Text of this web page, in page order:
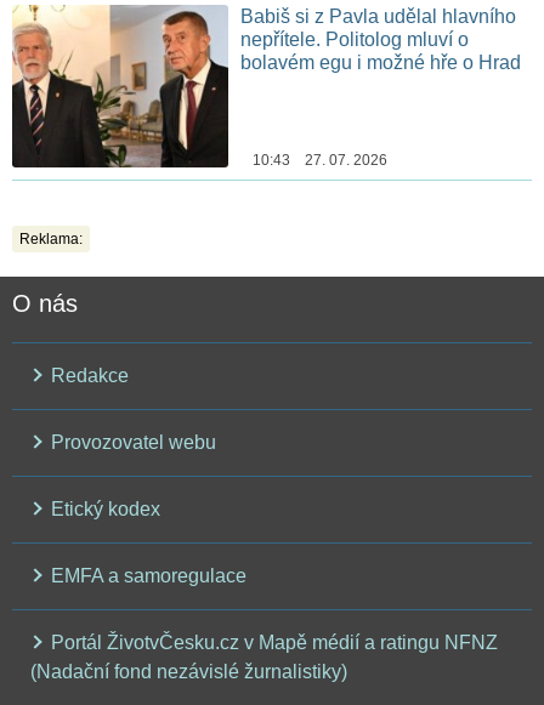
Babiš si z Pavla udělal hlavního
nepřítele. Politolog mluví o
bolavém egu i možné hře o Hrad
10:43 27. 07. 2026
Reklama:
O nás
Redakce
Provozovatel webu
Etický kodex
EMFA a samoregulace
Portál ŽivotvČesku.cz v Mapě médií a ratingu NFNZ
(Nadační fond nezávislé žurnalistiky)